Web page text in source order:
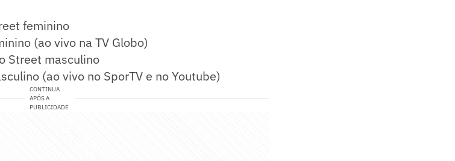
feminino
(ao vivo na TV Globo)
Street masculino
(ao vivo no SporTV e no Youtube)
CONTINUA
APÓS A
PUBLICIDADE